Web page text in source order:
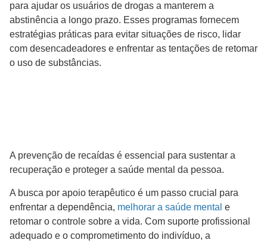
para ajudar os usuários de drogas a manterem a
abstinência a longo prazo. Esses programas fornecem
estratégias práticas para evitar situações de risco, lidar
com desencadeadores e enfrentar as tentações de retomar
o uso de substâncias.
A prevenção de recaídas é essencial para sustentar a
recuperação e proteger a saúde mental da pessoa.
A busca por apoio terapêutico é um passo crucial para
enfrentar a dependência, melhorar a saúde mental e
retomar o controle sobre a vida. Com suporte profissional
adequado e o comprometimento do indivíduo, a